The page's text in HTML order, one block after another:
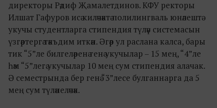
директоры Рәдиф Җамалетдинов. КФУ ректоры
Илшат Гафуров исә киләчәктә полилингваль юнәлештә
укучы студентларга стипендия түләү системасын
үзгәртергә тәкъдим иткән. Әгәр ул раслана калса, бары
тик “5”ле билгеләренә генә укучылар – 15 мең, “4”ле
һәм “5”легә укучылар 10 мең сум стипендия алачак.
Ә семестрында бер генә “3”лесе булганнарга да 5
мең сум түләнеләчәк.